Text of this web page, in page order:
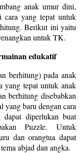
anak umur dini,
cara yang tepat untuk
Berikut ini yaitu
untuk TK.
edukatif
berhitung) pada anak
yang tepat untuk anak
berhitung disebabkan
yang baru dengan cara
diperlukan buat
Puzzle. Untuk
dan orangtua dapat
abjad dan angka.